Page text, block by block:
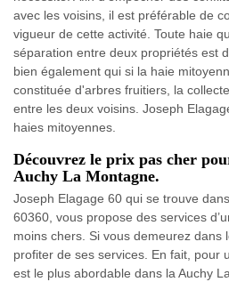
avec les voisins, il est préférable de
vigueur de cette activité. Toute haie
séparation entre deux propriétés est
bien également qui si la haie
constituée d'arbres fruitiers, la
entre les deux voisins. Joseph
haies mitoyennes.
Découvrez le prix pas cher
Auchy La Montagne.
Joseph Elagage 60 qui se trouve
60360, vous propose des services
moins chers. Si vous demeurez dans
profiter de ses services. En fait, pour
est le plus abordable dans la Auchy